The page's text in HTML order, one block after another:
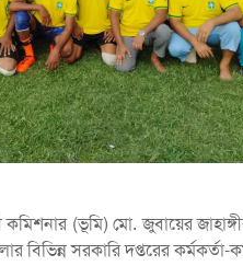
(ভূমি) মো. জুবায়ের
সরকারি দপ্তরের কর্মকর্তা-